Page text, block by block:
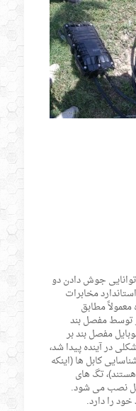
جوش دادن دو
مخابرات
مطابق
توسط مفصل بند
مفصل بند بر
در آینده پیدا شد،
کابل ها (اینکه
تگ های
نصب می شود.
را دارد.